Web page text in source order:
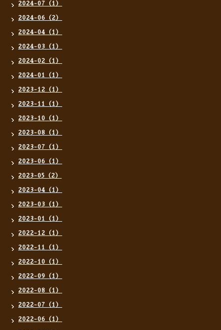
2024-07（1）
2024-06（2）
2024-04（1）
2024-03（1）
2024-02（1）
2024-01（1）
2023-12（1）
2023-11（1）
2023-10（1）
2023-08（1）
2023-07（1）
2023-06（1）
2023-05（2）
2023-04（1）
2023-03（1）
2023-01（1）
2022-12（1）
2022-11（1）
2022-10（1）
2022-09（1）
2022-08（1）
2022-07（1）
2022-06（1）